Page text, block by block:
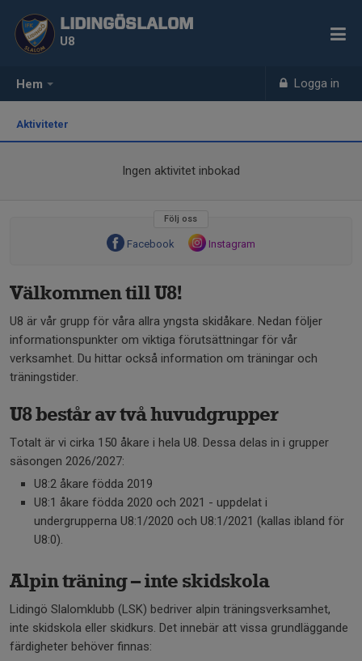
Hem Logga in
LIDINGÖSLALOM
U8
Aktiviteter
Ingen aktivitet inbokad
Följ oss
Facebook Instagram
Välkommen till U8!
U8 är vår grupp för våra allra yngsta skidåkare. Nedan följer
informationspunkter om viktiga förutsättningar för vår
verksamhet. Du hittar också information om träningar och
träningstider.
U8 består av två huvudgrupper
Totalt är vi cirka 150 åkare i hela U8. Dessa delas in i grupper
säsongen 2026/2027:
U8:2 åkare födda 2019
U8:1 åkare födda 2020 och 2021 - uppdelat i
undergrupperna U8:1/2020 och U8:1/2021 (kallas ibland för
U8:0).
Alpin träning – inte skidskola
Lidingö Slalomklubb (LSK) bedriver alpin träningsverksamhet,
inte skidskola eller skidkurs. Det innebär att vissa grundläggande
färdigheter behöver finnas: